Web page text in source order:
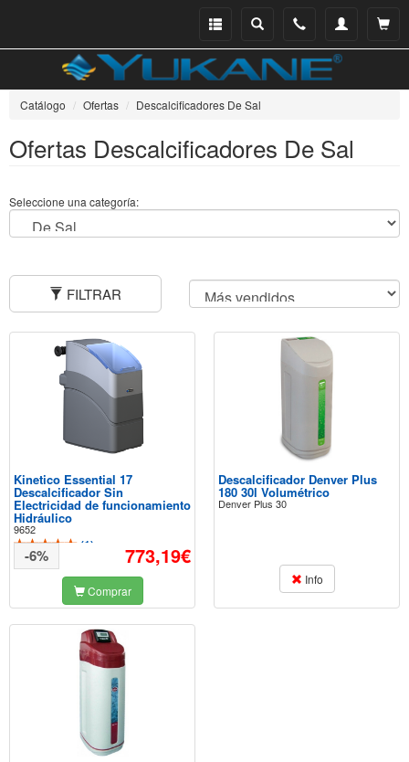
Ver
Mi
Teléfono
Buscar
Menu
Catálogo Ofertas Descalcificadores De Sal
Ofertas Descalcificadores De Sal
Seleccione una categoría:
FILTRAR
Kinetico Essential 17
Descalcificador Sin
Electricidad de funcionamiento
Hidráulico
9652
(1) 773,19€
-6%
Comprar
Descalcificador Denver Plus
180 30l Volumétrico
Denver Plus 30
Info